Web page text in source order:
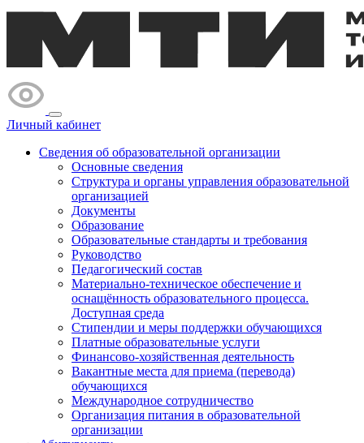
Личный кабинет
Сведения об образовательной организации
Основные сведения
Структура и органы управления образовательной
организацией
Документы
Образование
Образовательные стандарты и требования
Руководство
Педагогический состав
Материально-техническое обеспечение и
оснащённость образовательного процесса.
Доступная среда
Стипендии и меры поддержки обучающихся
Платные образовательные услуги
Финансово-хозяйственная деятельность
Вакантные места для приема (перевода)
обучающихся
Международное сотрудничество
Организация питания в образовательной
организации